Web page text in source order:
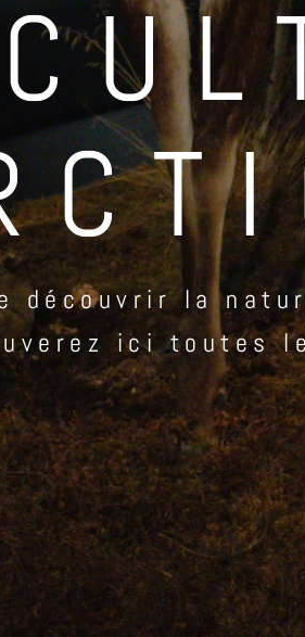
découvrir la
ici toutes